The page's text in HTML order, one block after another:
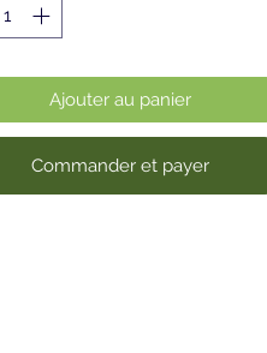
Ajouter au panier
Commander et payer